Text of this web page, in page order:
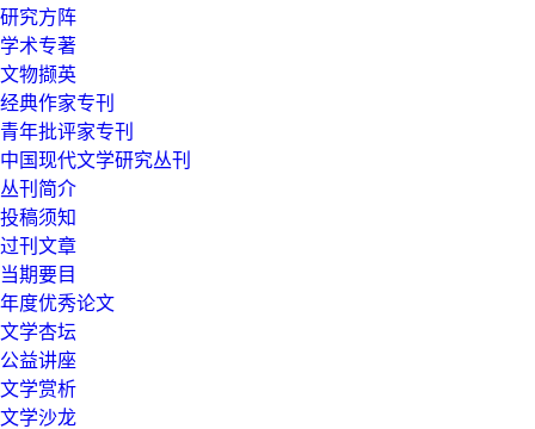
研究方阵
学术专著
文物撷英
经典作家专刊
青年批评家专刊
中国现代文学研究丛刊
丛刊简介
投稿须知
过刊文章
当期要目
年度优秀论文
文学杏坛
公益讲座
文学赏析
文学沙龙